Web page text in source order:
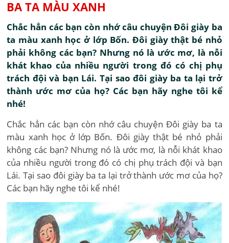
BA TA MÀU XANH
Chắc hẳn các bạn còn nhớ câu chuyện Đôi giày ba
ta màu xanh học ở lớp Bốn. Đôi giày thật bé nhỏ
phải không các bạn? Nhưng nó là ước mơ, là nỗi
khát khao của nhiều người trong đó có chị phụ
trách đội và bạn Lái. Tại sao đôi giày ba ta lại trở
thành ước mơ của họ? Các bạn hãy nghe tôi kể
nhé!
Chắc hẳn các bạn còn nhớ câu chuyện Đôi giày ba ta
màu xanh học ở lớp Bốn. Đôi giày thật bé nhỏ phải
không các bạn? Nhưng nó là ước mơ, là nỗi khát khao
của nhiều người trong đó có chị phụ trách đội và bạn
Lái. Tại sao đôi giày ba ta lại trở thành ước mơ của họ?
Các bạn hãy nghe tôi kể nhé!